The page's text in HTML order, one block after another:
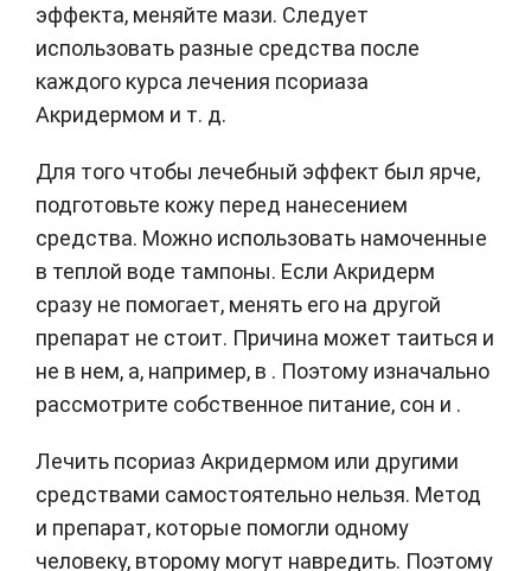
эффекта, меняйте мази. Следует
использовать разные средства после
каждого курса лечения псориаза
Акридермом и т. д.
Для того чтобы лечебный эффект был ярче,
подготовьте кожу перед нанесением
средства. Можно использовать намоченные
в теплой воде тампоны. Если Акридерм
сразу не помогает, менять его на другой
препарат не стоит. Причина может таиться и
не в нем, а, например, в . Поэтому изначально
рассмотрите собственное питание, сон и .
Лечить псориаз Акридермом или другими
средствами самостоятельно нельзя. Метод
и препарат, которые помогли одному
человеку, второму могут навредить. Поэтому